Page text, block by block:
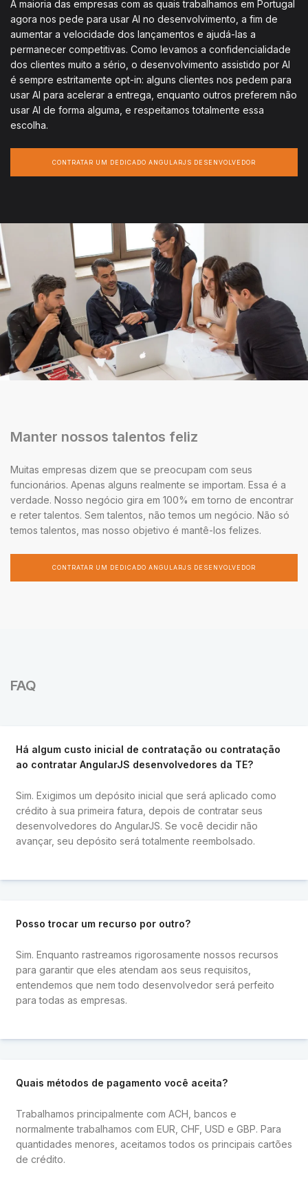
A maioria das empresas com as quais trabalhamos em Portugal
agora nos pede para usar AI no desenvolvimento, a fim de
aumentar a velocidade dos lançamentos e ajudá-las a
permanecer competitivas. Como levamos a confidencialidade
dos clientes muito a sério, o desenvolvimento assistido por AI
é sempre estritamente opt-in: alguns clientes nos pedem para
usar AI para acelerar a entrega, enquanto outros preferem não
usar AI de forma alguma, e respeitamos totalmente essa
escolha.
CONTRATAR UM DEDICADO ANGULARJS DESENVOLVEDOR
Manter nossos talentos feliz
Muitas empresas dizem que se preocupam com seus
funcionários. Apenas alguns realmente se importam. Essa é a
verdade. Nosso negócio gira em 100% em torno de encontrar
e reter talentos. Sem talentos, não temos um negócio. Não só
temos talentos, mas nosso objetivo é mantê-los felizes.
CONTRATAR UM DEDICADO ANGULARJS DESENVOLVEDOR
FAQ
Há algum custo inicial de contratação ou contratação
ao contratar AngularJS desenvolvedores da TE?
Sim. Exigimos um depósito inicial que será aplicado como
crédito à sua primeira fatura, depois de contratar seus
desenvolvedores do AngularJS. Se você decidir não
avançar, seu depósito será totalmente reembolsado.
Posso trocar um recurso por outro?
Sim. Enquanto rastreamos rigorosamente nossos recursos
para garantir que eles atendam aos seus requisitos,
entendemos que nem todo desenvolvedor será perfeito
para todas as empresas.
Quais métodos de pagamento você aceita?
Trabalhamos principalmente com ACH, bancos e
normalmente trabalhamos com EUR, CHF, USD e GBP. Para
quantidades menores, aceitamos todos os principais cartões
de crédito.